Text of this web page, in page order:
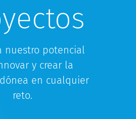
nuestro potencial
y crear la
en cualquier
reto.